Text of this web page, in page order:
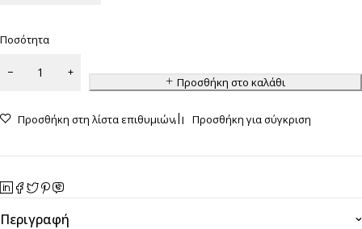
Ποσότητα
Προσθήκη στο καλάθι
Προσθήκη στη λίστα επιθυμιών Προσθήκη για σύγκριση
Περιγραφή